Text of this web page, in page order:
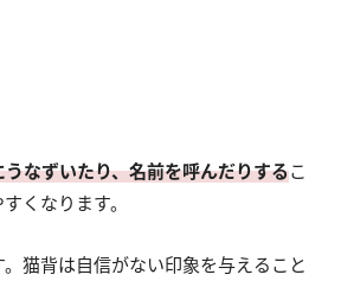
なずいたり、名前を呼んだりするこ
くなります。
猫背は自信がない印象を与えること